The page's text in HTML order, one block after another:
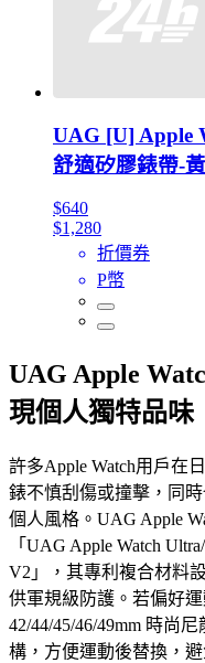
UAG [U] Apple
舒適矽膠錶帶-黃
$640
$1,280
折價券
P幣
UAG Apple
現個人獨特品味
許多Apple Watch用戶在
錶不慎刮傷或撞擊，同
個人風格。UAG Apple
「UAG Apple Watch
V2」，其專利複合材料
供軍規級防護。若偏好
42/44/45/46/49mm 時尚
構，方便運動後替換，